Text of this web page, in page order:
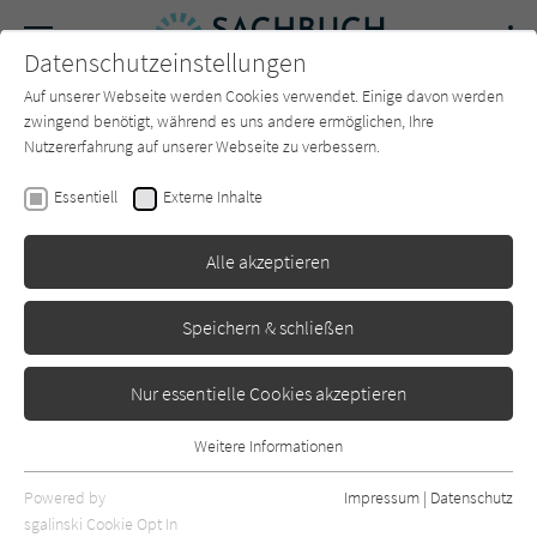
SUCHE Forum Charts Newsletter
Rainer F. Schmidt
Erschienen: September 2021
Datenschutzeinstellungen
Auf unserer Webseite werden Cookies verwendet. Einige davon werden
zwingend benötigt, während es uns andere ermöglichen, Ihre
Nutzererfahrung auf unserer Webseite zu verbessern.
Essentiell Externe Inhalte
Alle akzeptieren
Speichern & schließen
Nur essentielle Cookies akzeptieren
Essentielle Cookies werden für grundlegende Funktionen der
Webseite benötigt. Dadurch ist gewährleistet, dass die Webseite
Weitere Informationen
Powered by
sgalinski Cookie Opt In
Impressum | Datenschutz